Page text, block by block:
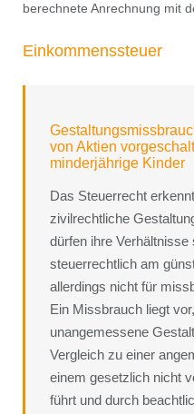
berechnete Anrechnung mit
Einkommenssteuer
von Aktien
minderjährige Kinder
Das Steuerrecht
zivilrechtliche
dürfen ihre
steuerrechtlich am
allerdings nicht für
Ein Missbrauch liegt
unangemessene
Vergleich zu einer
einem gesetzlich nicht
führt und durch